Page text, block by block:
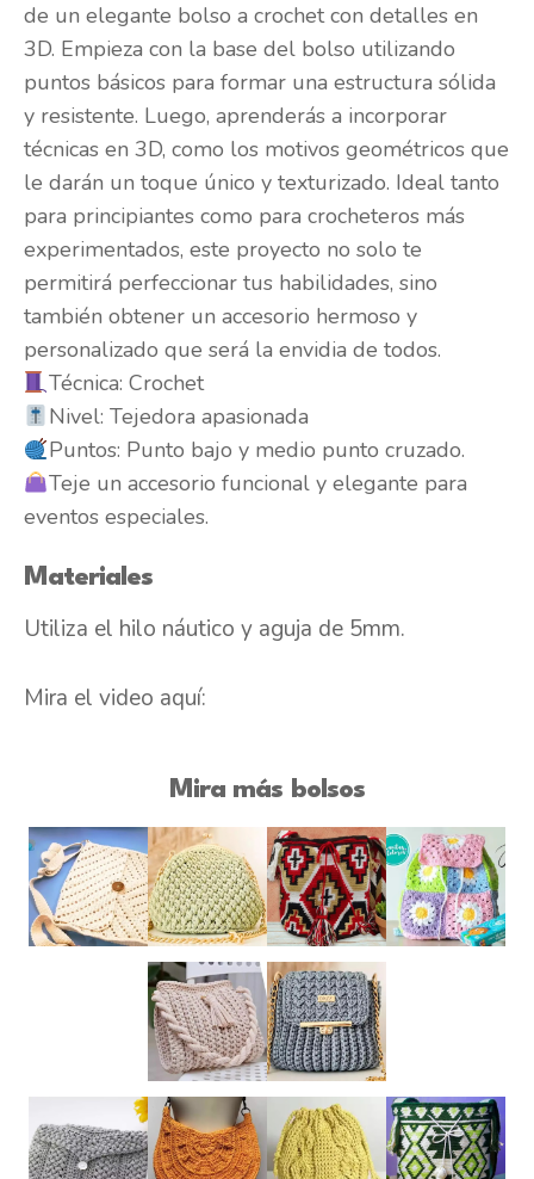
de un elegante bolso a crochet con detalles en
3D. Empieza con la base del bolso utilizando
puntos básicos para formar una estructura sólida
y resistente. Luego, aprenderás a incorporar
técnicas en 3D, como los motivos geométricos que
le darán un toque único y texturizado. Ideal tanto
para principiantes como para crocheteros más
experimentados, este proyecto no solo te
permitirá perfeccionar tus habilidades, sino
también obtener un accesorio hermoso y
personalizado que será la envidia de todos.
Técnica: Crochet
Nivel: Tejedora apasionada
Puntos: Punto bajo y medio punto cruzado.
Teje un accesorio funcional y elegante para
eventos especiales.
Materiales
Utiliza el hilo náutico y aguja de 5mm.
Mira el video aquí:
Mira más bolsos